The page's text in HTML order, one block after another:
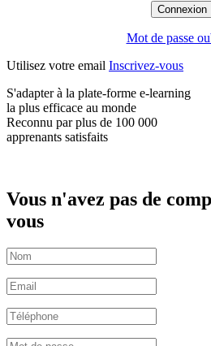
Mot de passe
Utilisez votre email Inscrivez-vous
S'adapter à la plate-forme e-learning
la plus efficace au monde
Reconnu par plus de 100 000
apprenants satisfaits
Vous n'avez pas de
vous